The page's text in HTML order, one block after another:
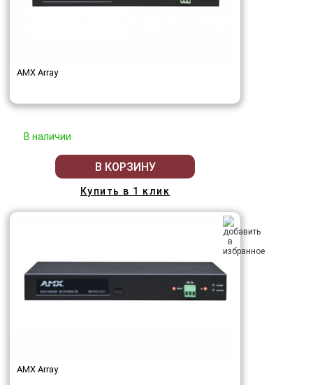
AMX Array
В наличии
В КОРЗИНУ
Купить в 1 клик
AMX Array